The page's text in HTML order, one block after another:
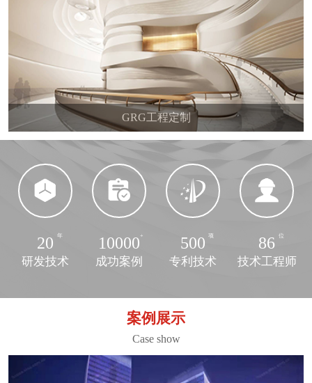
GRG工程定制
20
研发技术
10000
成功案例
500
专利技术
86
技术工程师
案例展示
Case show